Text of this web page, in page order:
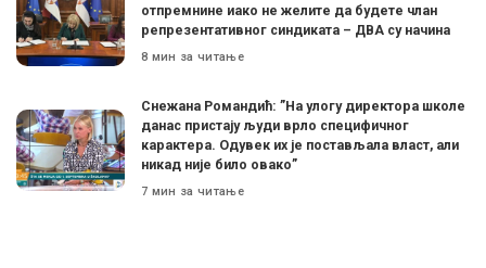
отпремнине иако не желите да будете члан
репрезентативног синдиката – ДВА су начина
8 мин за читање
Снежана Романдић: ”На улогу директора школе
данас пристају људи врло специфичног
карактера. Одувек их је постављала власт, али
никад није било овако”
7 мин за читање